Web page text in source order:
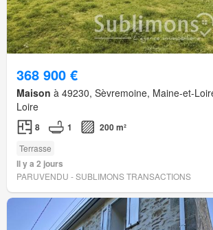
368 900 €
Maison à 49230, Sèvremoine, Maine-et-
Loire
8 1 200 m²
Terrasse
Il y a 2 jours
PARUVENDU - SUBLIMONS TRANSACTIONS